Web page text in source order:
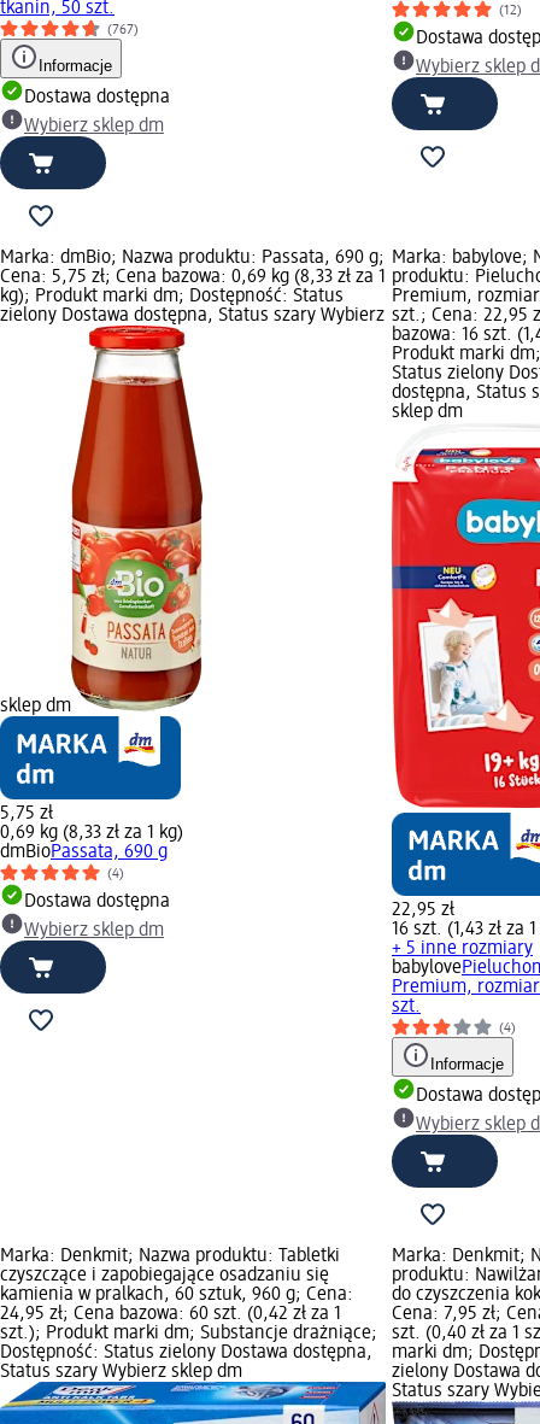
tkanin, 50 szt.
(767)
Informacje
Dostawa dostępna
Wybierz sklep dm
(12)
Dostawa
Wybierz sklep
Marka: dmBio; Nazwa produktu: Passata, 690 g;
Cena: 5,75 zł; Cena bazowa: 0,69 kg (8,33 zł za 1
kg); Produkt marki dm; Dostępność: Status
zielony Dostawa dostępna, Status szary Wybierz
sklep dm
5,75 zł
0,69 kg (8,33 zł za 1 kg)
dmBioPassata, 690 g
(4)
Dostawa dostępna
Wybierz sklep dm
Marka: babylove;
produktu:
Premium, rozmiar
szt.; Cena: 22,95
bazowa: 16 szt.
Produkt marki
Status zielony
dostępna, Status
sklep dm
22,95 zł
16 szt. (1,43 zł za
+ 5 inne rozmiary
babylove
Premium, rozmiar
szt.
(4)
Informacje
Dostawa
Wybierz sklep
Marka: Denkmit; Nazwa produktu: Tabletki
czyszczące i zapobiegające osadzaniu się
kamienia w pralkach, 60 sztuk, 960 g; Cena:
24,95 zł; Cena bazowa: 60 szt. (0,42 zł za 1
szt.); Produkt marki dm; Substancje drażniące;
Dostępność: Status zielony Dostawa dostępna,
Status szary Wybierz sklep dm
Marka: Denkmit;
produktu:
do czyszczenia
Cena: 7,95 zł;
szt. (0,40 zł za 1
marki dm;
zielony Dostawa
Status szary